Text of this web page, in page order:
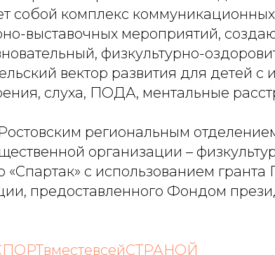
собой комплекс
выставочных мероприятий,
физкультурно-
вектор развития для детей с
слуха, ПОДА, ментальные
региональным
организации –
«Спартак» с использованием гранта
предоставленного Фондом